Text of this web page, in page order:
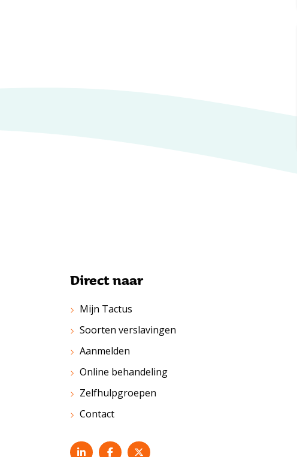
Direct naar
Mijn Tactus
Soorten verslavingen
Aanmelden
Online behandeling
Zelfhulpgroepen
Contact